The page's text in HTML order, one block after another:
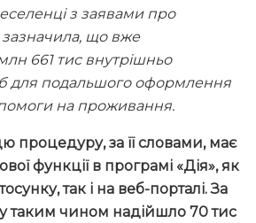
з заявами про
що вже
661 тис внутрішньо
для подальшого оформлення
на проживання.
за її словами, має
функції в програмі «Дія», як
так і на веб-порталі. За
таким чином надійшло 70 тис